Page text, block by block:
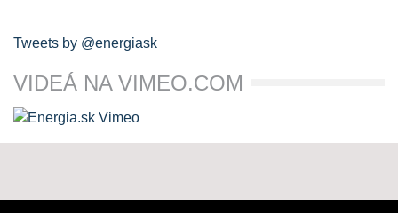
Tweets by @energiask
VIDEÁ NA VIMEO.COM